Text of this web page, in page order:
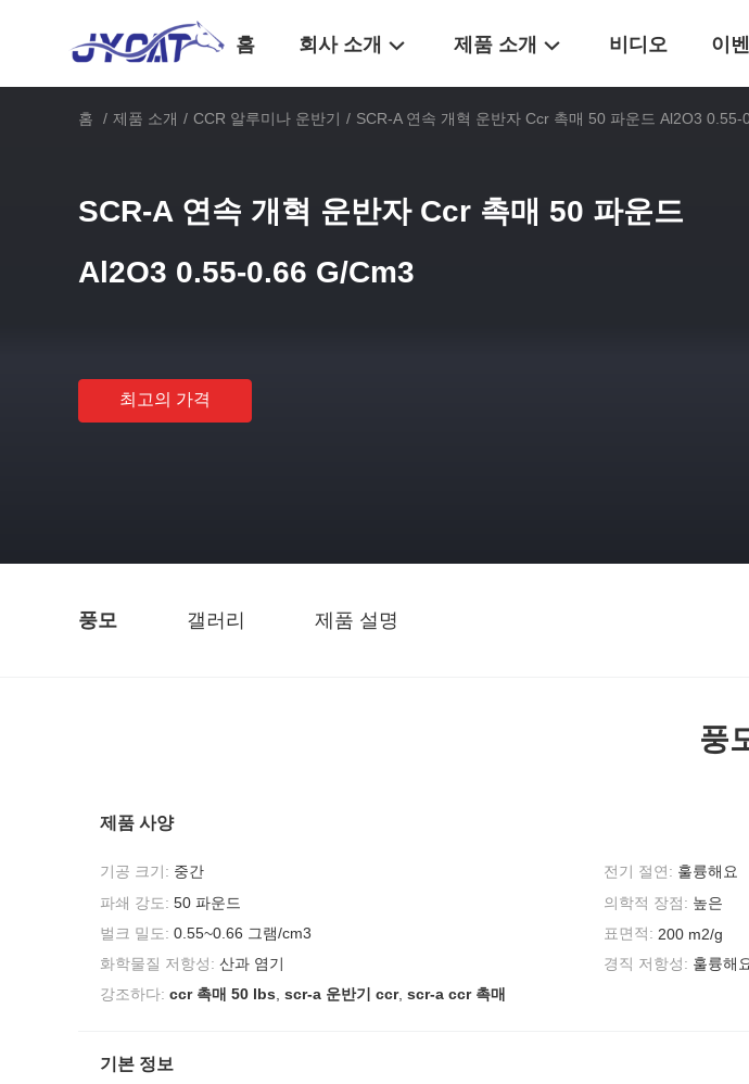
홈 회사 소개 제품 소개 비디오 이
홈 / 제품 소개 / CCR 알루미나 운반기 / SCR-A 연속 개혁 운반자 Ccr 촉매 50 파운드 Al2O3 0.55-
SCR-A 연속 개혁 운반자 Ccr 촉매 50 파운드
Al2O3 0.55-0.66 G/Cm3
최고의 가격
풍모 갤러리 제품 설명
풍
제품 사양
기공 크기: 중간 전기 절연: 훌륭해요
파쇄 강도: 50 파운드 의학적 장점: 높은
벌크 밀도: 0.55~0.66 그램/cm3 표면적: 200 m2/g
화학물질 저항성: 산과 염기 경직 저항성: 훌륭해
강조하다: ccr 촉매 50 lbs, scr-a 운반기 ccr, scr-a ccr 촉매
기본 정보